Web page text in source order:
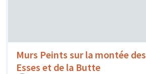
Murs Peints sur la montée des
Esses et de la Butte